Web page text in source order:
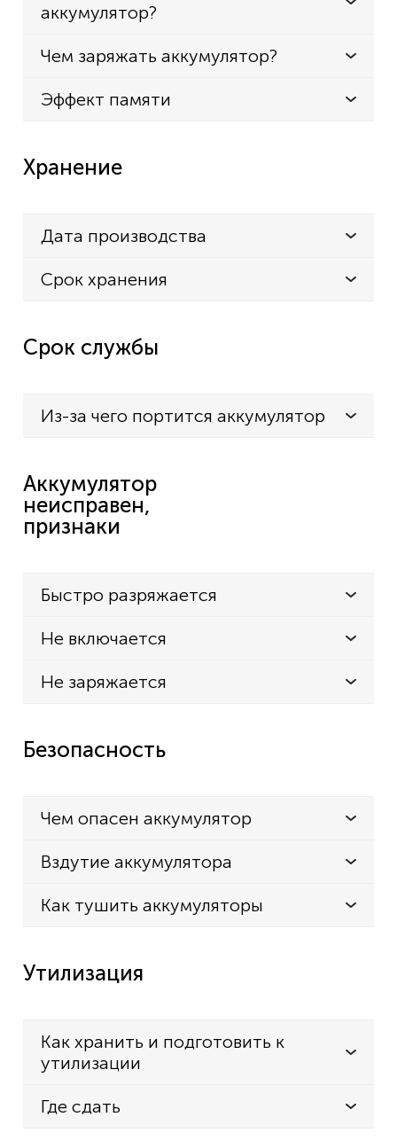
аккумулятор?
Чем заряжать аккумулятор?
Эффект памяти
Хранение
Дата производства
Срок хранения
Срок службы
Из-за чего портится аккумулятор
Аккумулятор
неисправен,
признаки
Быстро разряжается
Не включается
Не заряжается
Безопасность
Чем опасен аккумулятор
Вздутие аккумулятора
Как тушить аккумуляторы
Утилизация
Как хранить и подготовить к
утилизации
Где сдать